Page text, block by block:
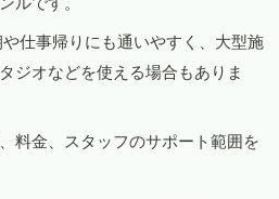
仕事帰りにも通いやすく、大型施
ジオなどを使える場合もありま
料金、スタッフのサポート範囲を